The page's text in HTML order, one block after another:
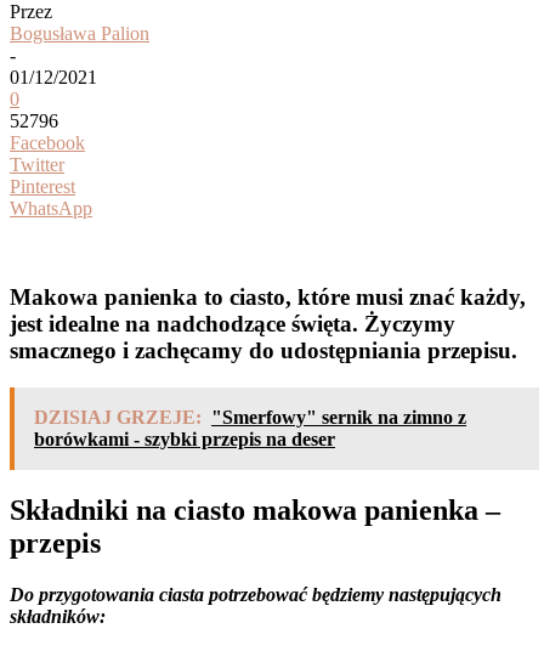
Przez
Bogusława Palion
-
01/12/2021
0
52796
Facebook
Twitter
Pinterest
WhatsApp
Makowa panienka to ciasto, które musi znać każdy,
jest idealne na nadchodzące święta. Życzymy
smacznego i zachęcamy do udostępniania przepisu.
DZISIAJ GRZEJE: "Smerfowy" sernik na zimno z
borówkami - szybki przepis na deser
Składniki na ciasto makowa panienka –
przepis
Do przygotowania ciasta potrzebować będziemy następujących
składników: